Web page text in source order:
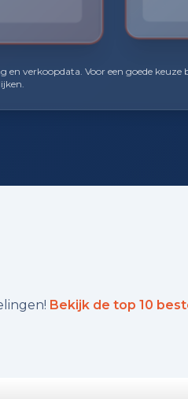
verkoopdata. Voor een goede
Bekijk de top 10